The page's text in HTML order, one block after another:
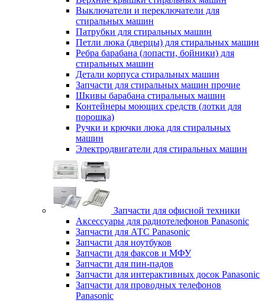
Выключатели и переключатели для
стиральных машин
Патрубки для стиральных машин
Петли люка (дверцы) для стиральных машин
Ребра барабана (лопасти, бойники) для
стиральных машин
Детали корпуса стиральных машин
Запчасти для стиральных машин прочие
Шкивы барабана стиральных машин
Контейнеры моющих средств (лотки для
порошка)
Ручки и крючки люка для стиральных
машин
Электродвигатели для стиральных машин
Запчасти для офисной техники
Аксессуары для радиотелефонов Panasonic
Запчасти для АТС Panasonic
Запчасти для ноутбуков
Запчасти для факсов и МФУ
Запчасти для пин-падов
Запчасти для интерактивных досок Panasonic
Запчасти для проводных телефонов
Panasonic